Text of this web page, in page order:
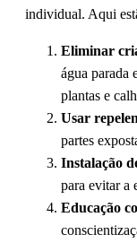
individual. Aqui
Eliminar
água parada
plantas e
Usar
partes
Instalação
para evitar a
Educação